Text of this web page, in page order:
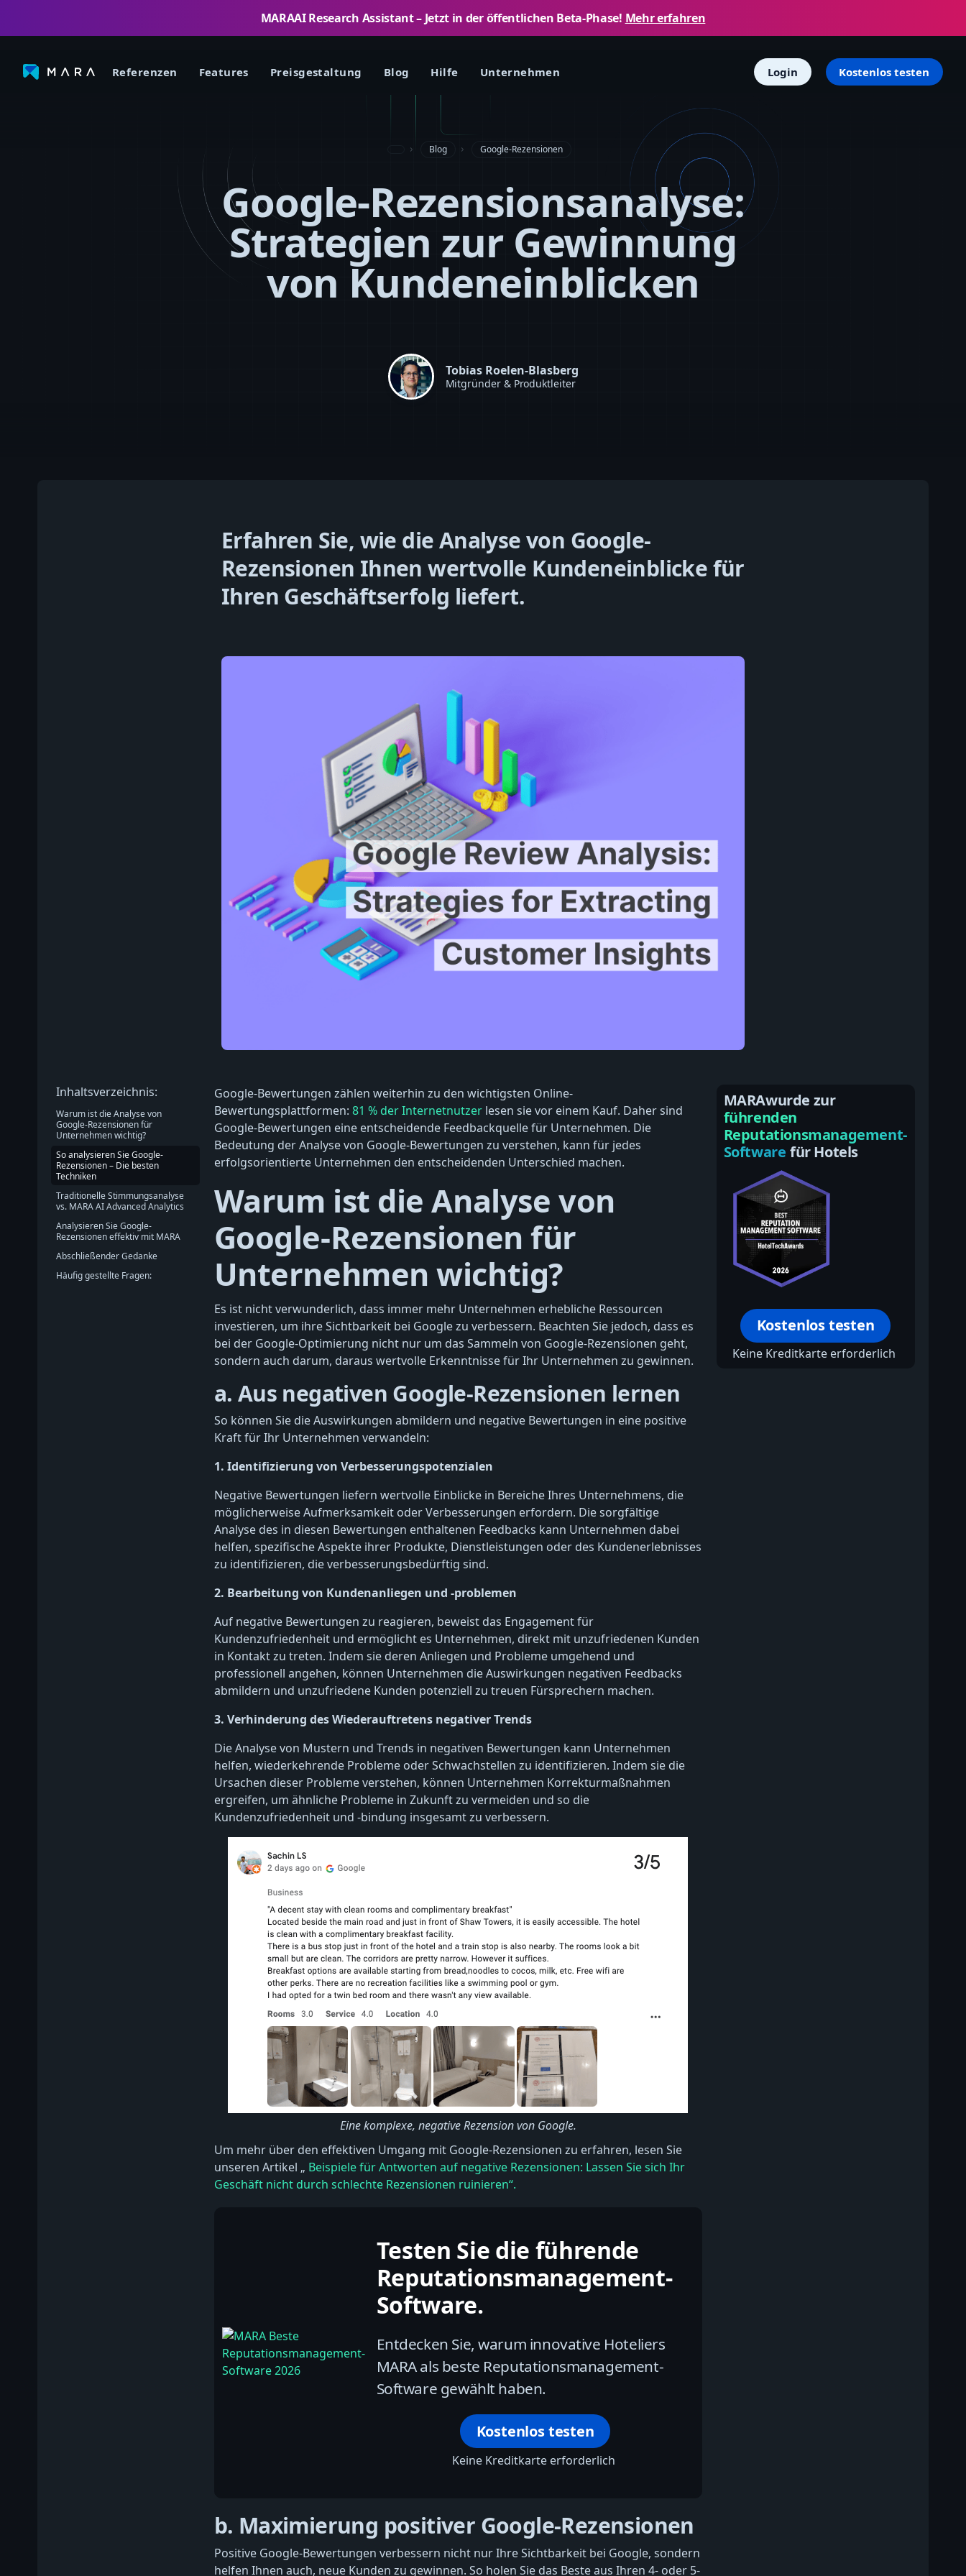
MARAAI Research Assistant – ​​Jetzt in der öffentlichen Beta-Phase! Mehr erfahren
Referenzen Features Preisgestaltung Blog Hilfe Unternehmen Login Kostenlos testen
Blog Google-Rezensionen
Google-Rezensionsanalyse:
Strategien zur Gewinnung
von Kundeneinblicken
Tobias Roelen-Blasberg
Mitgründer & Produktleiter
Erfahren Sie, wie die Analyse von Google-
Rezensionen Ihnen wertvolle Kundeneinblicke für
Ihren Geschäftserfolg liefert.
Inhaltsverzeichnis:
Warum ist die Analyse von
Google-Rezensionen für
Unternehmen wichtig?
So analysieren Sie Google-
Rezensionen – Die besten
Techniken
Traditionelle Stimmungsanalyse
vs. MARA AI Advanced Analytics
Analysieren Sie Google-
Rezensionen effektiv mit MARA
Abschließender Gedanke
Häufig gestellte Fragen:
Google-Bewertungen zählen weiterhin zu den wichtigsten Online-
Bewertungsplattformen: 81 % der Internetnutzerlesen sie vor einem Kauf. Daher sind
Google-Bewertungen eine entscheidende Feedbackquelle für Unternehmen. Die
Bedeutung der Analyse von Google-Bewertungen zu verstehen, kann für jedes
erfolgsorientierte Unternehmen den entscheidenden Unterschied machen.
Warum ist die Analyse von
Google-Rezensionen für
Unternehmen wichtig?
Es ist nicht verwunderlich, dass immer mehr Unternehmen erhebliche Ressourcen
investieren, um ihre Sichtbarkeit bei Google zu verbessern. Beachten Sie jedoch, dass es
bei der Google-Optimierung nicht nur um das Sammeln von Google-Rezensionen geht,
sondern auch darum, daraus wertvolle Erkenntnisse für Ihr Unternehmen zu gewinnen.
a. Aus negativen Google-Rezensionen lernen
So können Sie die Auswirkungen abmildern und negative Bewertungen in eine positive
Kraft für Ihr Unternehmen verwandeln:
1. Identifizierung von Verbesserungspotenzialen
Negative Bewertungen liefern wertvolle Einblicke in Bereiche Ihres Unternehmens, die
möglicherweise Aufmerksamkeit oder Verbesserungen erfordern. Die sorgfältige
Analyse des in diesen Bewertungen enthaltenen Feedbacks kann Unternehmen dabei
helfen, spezifische Aspekte ihrer Produkte, Dienstleistungen oder des Kundenerlebnisses
zu identifizieren, die verbesserungsbedürftig sind.
2. Bearbeitung von Kundenanliegen und -problemen
Auf negative Bewertungen zu reagieren, beweist das Engagement für
Kundenzufriedenheit und ermöglicht es Unternehmen, direkt mit unzufriedenen Kunden
in Kontakt zu treten. Indem sie deren Anliegen und Probleme umgehend und
professionell angehen, können Unternehmen die Auswirkungen negativen Feedbacks
abmildern und unzufriedene Kunden potenziell zu treuen Fürsprechern machen.
3. Verhinderung des Wiederauftretens negativer Trends
Die Analyse von Mustern und Trends in negativen Bewertungen kann Unternehmen
helfen, wiederkehrende Probleme oder Schwachstellen zu identifizieren. Indem sie die
Ursachen dieser Probleme verstehen, können Unternehmen Korrekturmaßnahmen
ergreifen, um ähnliche Probleme in Zukunft zu vermeiden und so die
Kundenzufriedenheit und -bindung insgesamt zu verbessern.
Eine komplexe, negative Rezension von Google.
Um mehr über den effektiven Umgang mit Google-Rezensionen zu erfahren, lesen Sie
unseren Artikel „ Beispiele für Antworten auf negative Rezensionen: Lassen Sie sich Ihr
Geschäft nicht durch schlechte Rezensionen ruinieren“.
Testen Sie die führende
Reputationsmanagement-
Software.
Entdecken Sie, warum innovative Hoteliers
MARA als beste Reputationsmanagement-
Software gewählt haben.
Kostenlos testen
Keine Kreditkarte erforderlich
b. Maximierung positiver Google-Rezensionen
Positive Google-Bewertungen verbessern nicht nur Ihre Sichtbarkeit bei Google, sondern
helfen Ihnen auch, neue Kunden zu gewinnen. So holen Sie das Beste aus Ihren 4- oder 5-
MARAwurde zur
führenden
Reputationsmanagement-
Software für Hotels
Kostenlos testen
Keine Kreditkarte erforderlich